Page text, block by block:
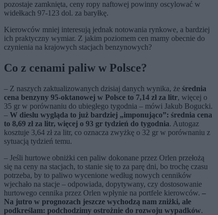
pozostaje zamknięta, ceny ropy naftowej powinny oscylować w
widełkach 97-123 dol. za baryłkę.
Kierowców mniej interesują jednak notowania rynkowe, a bardziej
ich praktyczny wymiar. Z jakim poziomem cen mamy obecnie do
czynienia na krajowych stacjach benzynowych?
Co z cenami paliw w Polsce?
– Z naszych zaktualizowanych dzisiaj danych wynika, że średnia
cena benzyny 95-oktanowej w Polsce to 7,14 zł za litr, więcej o
35 gr w porównaniu do ubiegłego tygodnia – mówi Jakub Bogucki.
– W dieslu wygląda to już bardziej „imponująco”: średnia cena
to 8,69 zł za litr, więcej o 93 gr tydzień do tygodnia. Autogaz
kosztuje 3,64 zł za litr, co oznacza zwyżkę o 32 gr w porównaniu z
sytuacją tydzień temu.
– Jeśli hurtowe obniżki cen paliw dokonane przez Orlen przełożą
się na ceny na stacjach, to stanie się to za parę dni, bo trochę czasu
potrzeba, by to paliwo wycenione według nowych cenników
wjechało na stacje – odpowiada, dopytywany, czy dostosowanie
hurtowego cennika przez Orlen wpłynie na portfele kierowców. –
Na jutro w prognozach jeszcze wychodzą nam zniżki, ale
podkreślam: podchodzimy ostrożnie do rozwoju wypadków.